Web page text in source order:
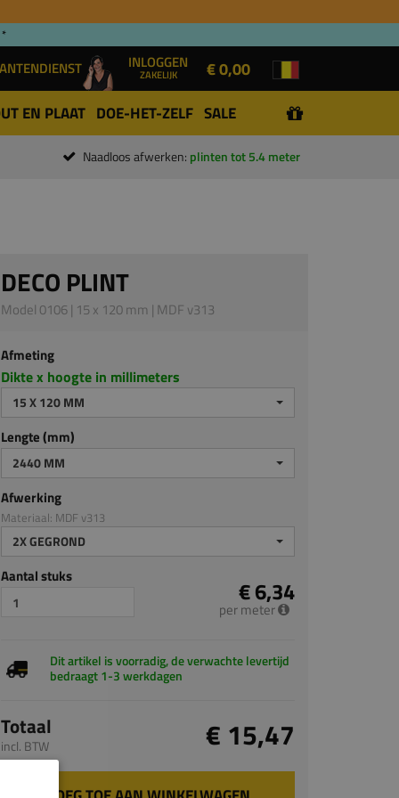
INLOGGEN
ZAKELIJK € 0,00
EN PLAAT DOE-HET-ZELF SALE
Naadloos afwerken: plinten tot 5.4 meter
DECO PLINT
Model 0106 | 15 x 120 mm | MDF v313
Afmeting
Dikte x hoogte in millimeters
15 X 120 MM
Lengte (mm)
2440 MM
Afwerking
Materiaal: MDF v313
2X GEGROND
Aantal stuks € 6,34
per meter
Dit artikel is voorradig, de verwachte levertijd
bedraagt 1-3 werkdagen
Totaal
incl. BTW € 15,47